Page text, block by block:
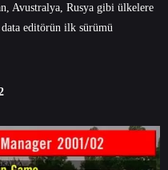
Avustralya, Rusya gibi ülkelere
editörün ilk sürümü